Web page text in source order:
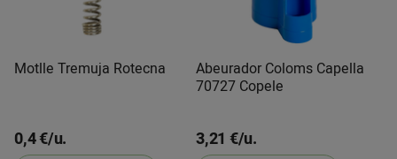
Motlle Tremuja Rotecna
0,4 €/u.
Abeurador Coloms Capella
70727 Copele
3,21 €/u.